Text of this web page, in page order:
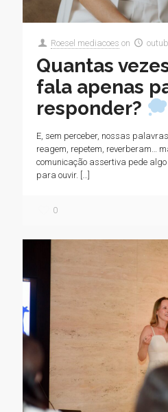
Roesel mediacoes on
Quantas
fala apenas
responder?
E, sem perceber, nossas
reagem, repetem, reverberam…
comunicação assertiva pede algo
para ouvir.
0